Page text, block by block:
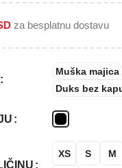
za besplatnu dostavu
Muška majica
Duks bez
XS S M